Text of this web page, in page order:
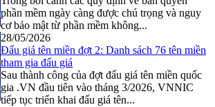
phần mềm ngày càng được chú trọng và nguy
cơ bảo mật từ phần mềm không...
28/05/2026
Đấu giá tên miền đợt 2: Danh sách 76 tên miền
tham gia đấu giá
Sau thành công của đợt đấu giá tên miền quốc
gia .VN đầu tiên vào tháng 3/2026, VNNIC
tiếp tục triển khai đấu giá tên...